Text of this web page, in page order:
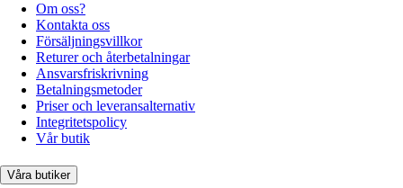
Om oss?
Kontakta oss
Försäljningsvillkor
Returer och återbetalningar
Ansvarsfriskrivning
Betalningsmetoder
Priser och leveransalternativ
Integritetspolicy
Vår butik
Våra butiker